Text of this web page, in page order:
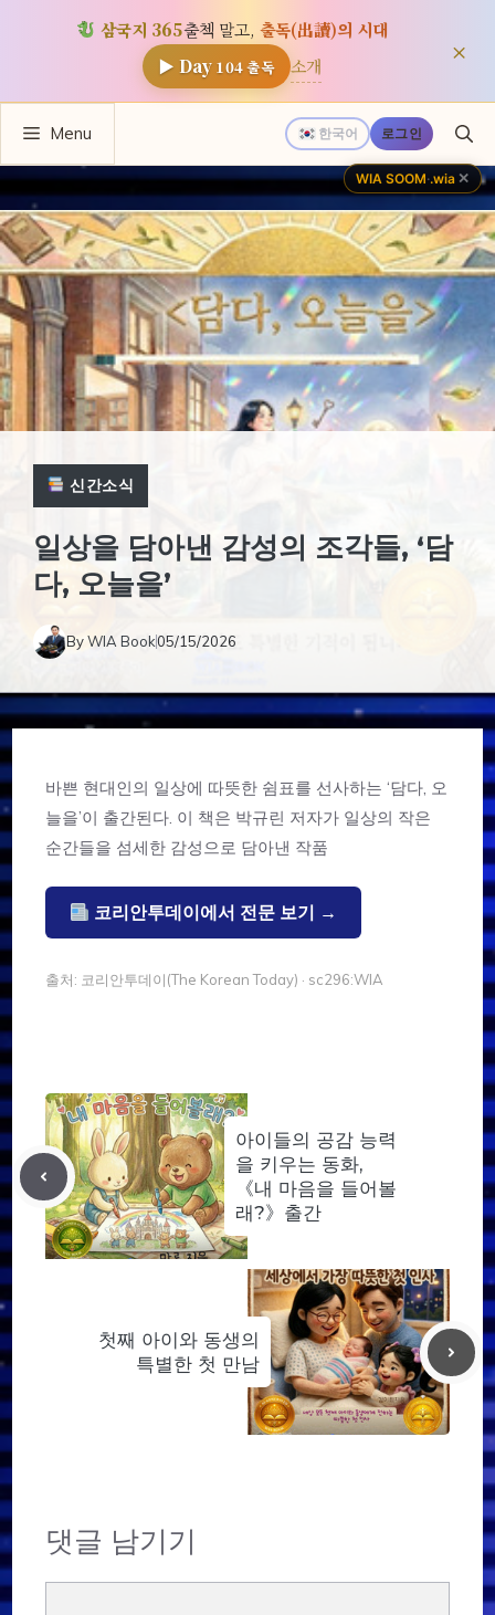
삼국지 365출첵 말고, 출독(出讀)의 시대
▶ Day 104출독 소개 ×
츠
로
건
너
뛰
기
한국어 로그인
Menu
신간소식
일상을 담아낸 감성의 조각들, ‘담
다, 오늘을’
ByWIA Book05/15/2026
바쁜 현대인의 일상에 따뜻한 쉼표를 선사하는 ‘담다, 오
늘을’이 출간된다. 이 책은 박규린 저자가 일상의 작은
순간들을 섬세한 감성으로 담아낸 작품
코리안투데이에서 전문 보기 →
출처: 코리안투데이(The Korean Today) · sc296:WIA
아이들의 공감 능력
을 키우는 동화,
《내 마음을 들어볼
래?》출간
첫째 아이와 동생의
특별한 첫 만남
댓글 남기기
WIA SOOM·.wia ✕